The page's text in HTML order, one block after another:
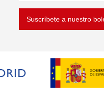
Suscríbete a nuestro